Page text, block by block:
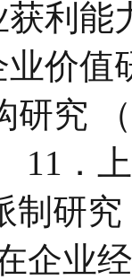
利能
价值
研究
11．
制研
企业